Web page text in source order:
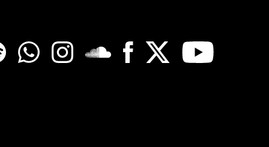
WhatsappInstagramSoundcloreFacebook
X Youtube